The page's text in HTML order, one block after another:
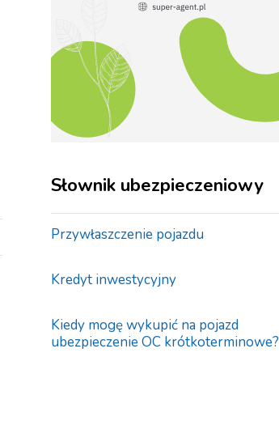
Słownik ubezpieczeniowy
Przywłaszczenie pojazdu
Kredyt inwestycyjny
Kiedy mogę wykupić na pojazd
ubezpieczenie OC krótkoterminowe?